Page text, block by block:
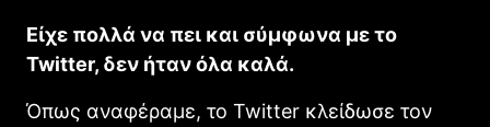
Είχε πολλά να πει και σύμφωνα με το
Twitter, δεν ήταν όλα καλά.
Όπως αναφέραμε, το Twitter κλείδωσε τον